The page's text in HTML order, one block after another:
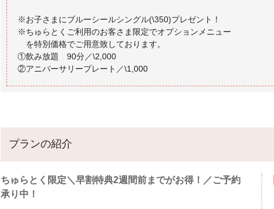
※お子さまにブルーシールシングル(\350)プレゼント！
※ちゅらとくご利用のお客さま限定でオプションメニュー
を特別価格でご用意致しております。
①飲み放題 90分／\2,000
プランの紹介
ちゅらとく限定＼早割特典2週間前までがお得！／ご予約
承り中！